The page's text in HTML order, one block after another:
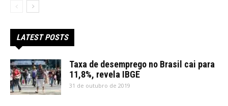
LATEST POSTS
Taxa de desemprego no Brasil cai para
11,8%, revela IBGE
31 de outubro de 2019